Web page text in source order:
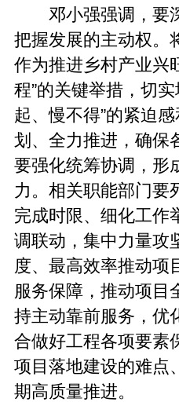
邓小强强调，要
把握发展的主动权。
作为推进乡村产业兴
程”的关键举措，切
起、慢不得”的紧迫
划、全力推进，确保
要强化统筹协调，形
力。相关职能部门要
完成时限、细化工作
调联动，集中力量攻
度、最高效率推动项
服务保障，推动项目
持主动靠前服务，优
合做好工程各项要素
项目落地建设的难点
期高质量推进。